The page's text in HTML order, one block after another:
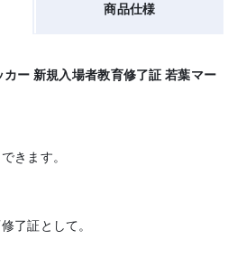
ー 新規入場者教育修了証 若葉マー
きます。
了証として。
商品仕様